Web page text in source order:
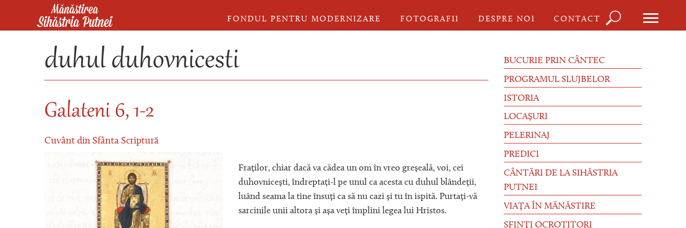
Mergi la conţinutul principal
FONDUL PENTRU MODERNIZARE FOTOGRAFII DESPRE NOI CONTACT
căutare
duhul duhovnicesti
Galateni 6, 1-2
Cuvânt din Sfânta Scriptură
Fraților, chiar dacă va cădea un om în vreo greșeală, voi, cei
duhovnicești, îndreptați-l pe unul ca acesta cu duhul blândeții,
luând seama la tine însuți ca să nu cazi și tu în ispită. Purtați-vă
sarcinile unii altora și așa veți împlini legea lui Hristos.
BUCURIE PRIN CÂNTEC
PROGRAMUL SLUJBELOR
ISTORIA
LOCAȘURI
PELERINAJ
PREDICI
CÂNTĂRI DE LA SIHĂSTRIA
PUTNEI
VIAȚA ÎN MĂNĂSTIRE
SFINȚI OCROTITORI